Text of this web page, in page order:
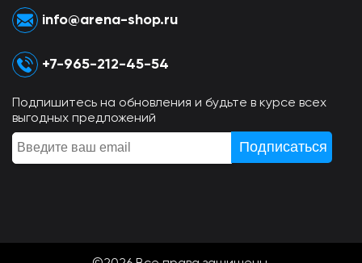
info@arena-shop.ru
+7-965-212-45-54
Подпишитесь на обновления и будьте в курсе всех
выгодных предложений